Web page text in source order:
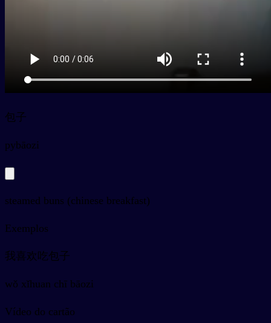
包子
pybāozi
steamed buns (chinese breakfast)
Exemplos
我喜欢吃包子
wǒ xǐhuan chī bāozi
Vídeo do cartão